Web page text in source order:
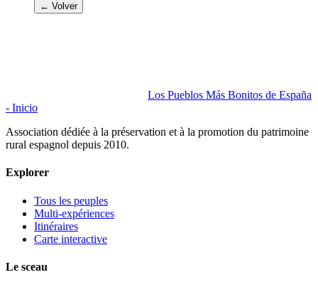
← Volver
Los Pueblos Más Bonitos de España
- Inicio
Association dédiée à la préservation et à la promotion du patrimoine
rural espagnol depuis 2010.
Explorer
Tous les peuples
Multi-expériences
Itinéraires
Carte interactive
Le sceau